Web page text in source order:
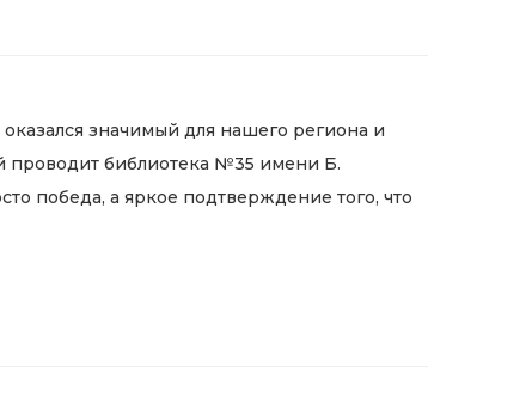
значимый для нашего региона и
проводит библиотека №35 имени Б.
победа, а яркое подтверждение того, что